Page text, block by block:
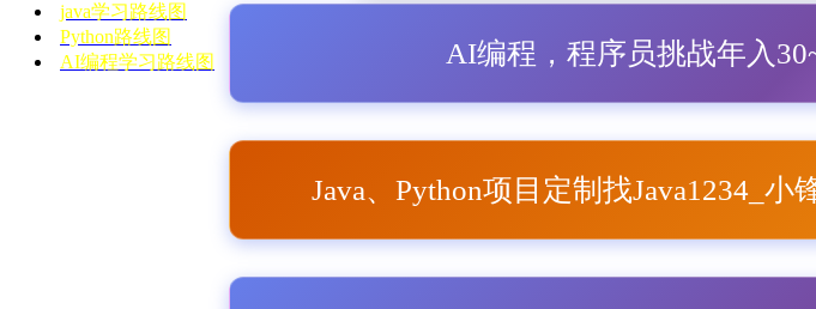
java学习路线图
Python路线图
AI编程学习路线图
AI编程，程序员挑战年入
Java、Python项目定制找Java1234_